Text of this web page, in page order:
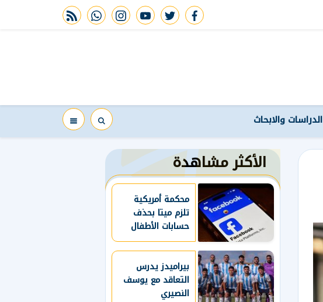
facebook
twitter
youtube
instagram
whatsapp
rss feed
الدراسات والابحاث
الأكثر مشاهدة
محكمة أمريكية
تلزم ميتا بحذف
حسابات الأطفال
دون 13 عاما
وتقييد استخدام
القاصرين لمنصاتها
بيراميدز يدرس
التعاقد مع يوسف
النصيري